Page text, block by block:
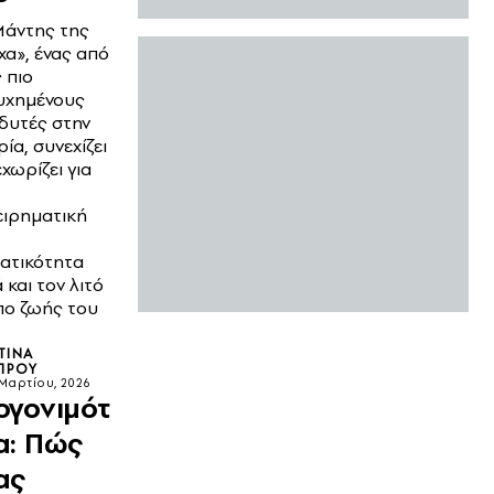
της
ένας από
στην
συνεχίζει
για
τον λιτό
ζωής του
2026
Πώς